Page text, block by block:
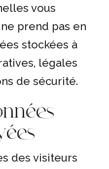
vous
prend pas en
stockées à
légales
de sécurité.
des visiteurs